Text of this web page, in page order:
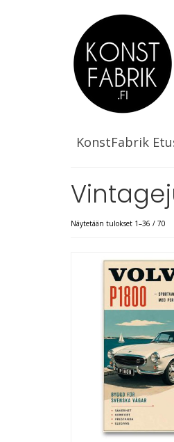
KonstFabrik
Näytetään tulokset 1–36 / 70